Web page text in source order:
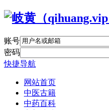
账号
密码
快捷导航
网站首页
中医古籍
中药百科